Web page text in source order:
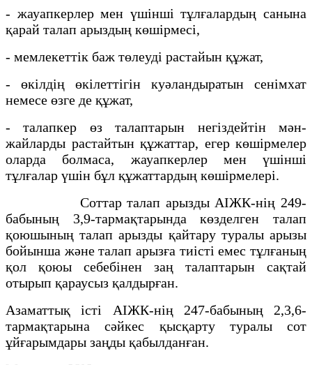
- жауапкерлер мен үшінші тұлғалардың санына
қарай талап арыздың көшірмесі,
- мемлекеттік баж төлеуді растайын құжат,
- өкілдің өкілеттігін куәландыратын сенімхат
немесе өзге де құжат,
- талапкер өз талаптарын негіздейтін мән-
жайларды растайтын құжаттар, егер көшірмелер
оларда болмаса, жауапкерлер мен үшінші
тұлғалар үшін бұл құжаттардың көшірмелері.
Соттар талап арызды АІЖК-нің 249-
бабының 3,9-тармақтарында көзделген талап
қоюшының талап арызды қайтару туралы арызы
бойынша және талап арызға тиісті емес тұлғаның
қол қоюы себебінен заң талаптарын сақтай
отырып қараусыз қалдырған.
Азаматтық істі АІЖК-нің 247-бабының 2,3,6-
тармақтарына сәйкес қысқарту туралы сот
ұйғарымдары заңды қабылданған.